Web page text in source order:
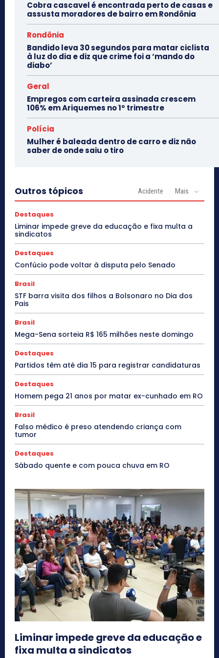
Cobra cascavel é encontrada perto de casas e
assusta moradores de bairro em Rondônia
Rondônia
Bandido leva 30 segundos para matar ciclista
à luz do dia e diz que crime foi a ‘mando do
diabo’
Geral
Empregos com carteira assinada crescem
106% em Ariquemes no 1º trimestre
Polícia
Mulher é baleada dentro de carro e diz não
saber de onde saiu o tiro
Outros tópicos Acidente Mais
Destaques
Liminar impede greve da educação e fixa multa a
sindicatos
Destaques
Confúcio pode voltar à disputa pelo Senado
Brasil
STF barra visita dos filhos a Bolsonaro no Dia dos
Pais
Brasil
Mega-Sena sorteia R$ 165 milhões neste domingo
Destaques
Partidos têm até dia 15 para registrar candidaturas
Destaques
Homem pega 21 anos por matar ex-cunhado em RO
Brasil
Falso médico é preso atendendo criança com
tumor
Destaques
Sábado quente e com pouca chuva em RO
Liminar impede greve da educação e
fixa multa a sindicatos